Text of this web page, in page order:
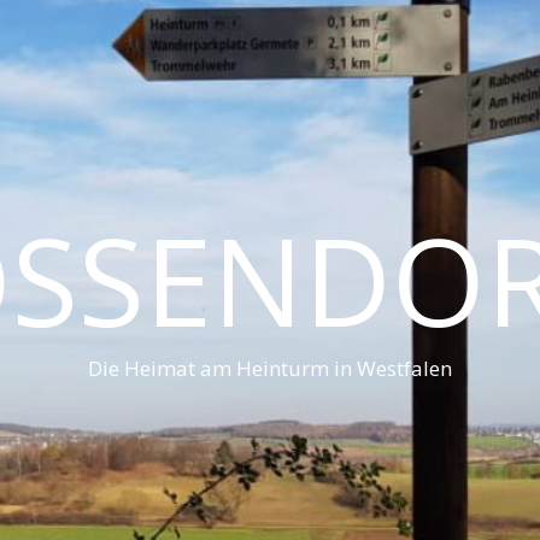
Die Heimat am Heinturm in Westfalen